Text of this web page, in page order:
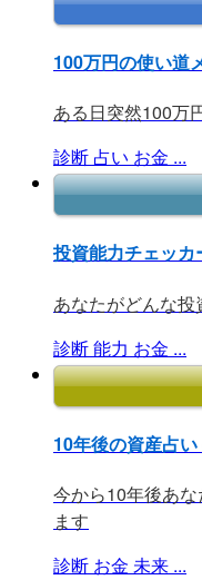
100万円の使い道
ある日突然100万
診断 占い お金 ...
投資能力チェッカ
あなたがどんな
診断能力 お金 ...
10年後の資産占い
今から10年後あ
ます
診断 お金 未来 ...